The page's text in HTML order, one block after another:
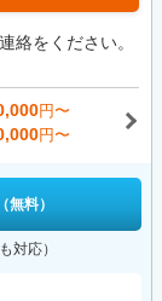
絡をください。
円〜
円〜
（無料）
対応）